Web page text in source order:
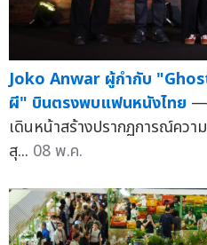
Joko Anwar ผู้กำกับ
ผี" บินตรงพบแฟนหนังไทย —
เดินหน้าสร้างปรากฏการณ์คว
สุ... 08 พ.ค.